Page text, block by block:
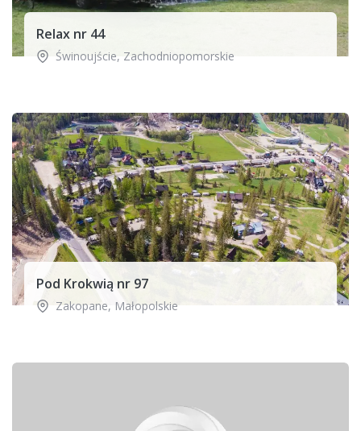
Relax nr 44
Świnoujście, Zachodniopomorskie
Pod Krokwią nr 97
Zakopane, Małopolskie